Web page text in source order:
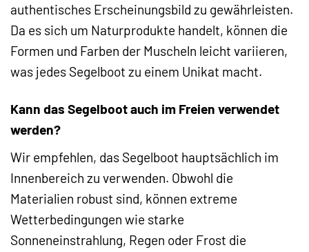
authentisches Erscheinungsbild zu gewährleisten.
Da es sich um Naturprodukte handelt, können die
Formen und Farben der Muscheln leicht variieren,
was jedes Segelboot zu einem Unikat macht.
Kann das Segelboot auch im Freien verwendet
werden?
Wir empfehlen, das Segelboot hauptsächlich im
Innenbereich zu verwenden. Obwohl die
Materialien robust sind, können extreme
Wetterbedingungen wie starke
Sonneneinstrahlung, Regen oder Frost die